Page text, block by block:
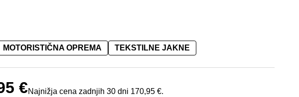
MOTORISTIČNA OPREMA TEKSTILNE JAKNE
je bila: 189,95 €.
€Najnižja cena zadnjih 30 dni 170,95€.